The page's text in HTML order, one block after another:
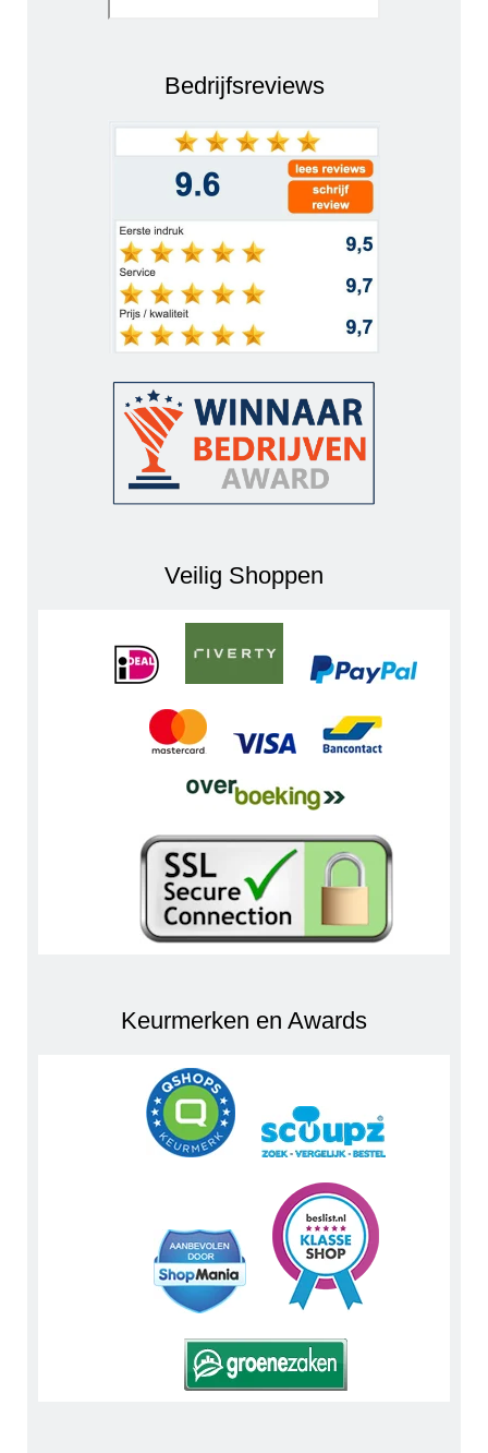
Bedrijfsreviews
Veilig Shoppen
Keurmerken en Awards